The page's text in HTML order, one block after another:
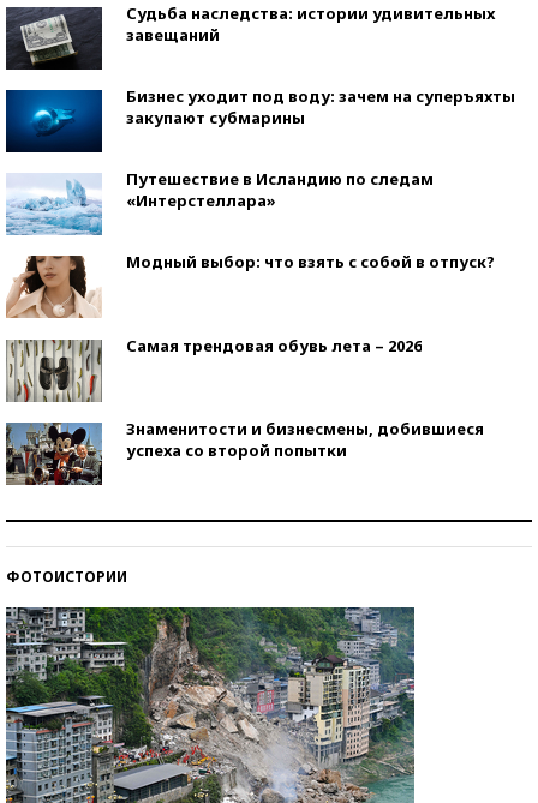
Судьба наследства: истории удивительных
завещаний
Бизнес уходит под воду: зачем на суперъяхты
закупают субмарины
Путешествие в Исландию по следам
«Интерстеллара»
Модный выбор: что взять с собой в отпуск?
Самая трендовая обувь лета – 2026
Знаменитости и бизнесмены, добившиеся
успеха со второй попытки
ФОТОИСТОРИИ